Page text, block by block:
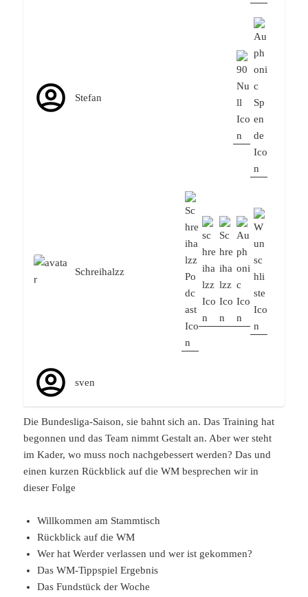
Stefan
Schreihalzz
sven
Die Bundesliga-Saison, sie bahnt sich an. Das Training hat
begonnen und das Team nimmt Gestalt an. Aber wer steht
im Kader, wo muss noch nachgebessert werden? Das und
einen kurzen Rückblick auf die WM besprechen wir in
dieser Folge
Willkommen am Stammtisch
Rückblick auf die WM
Wer hat Werder verlassen und wer ist gekommen?
Das WM-Tippspiel Ergebnis
Das Fundstück der Woche